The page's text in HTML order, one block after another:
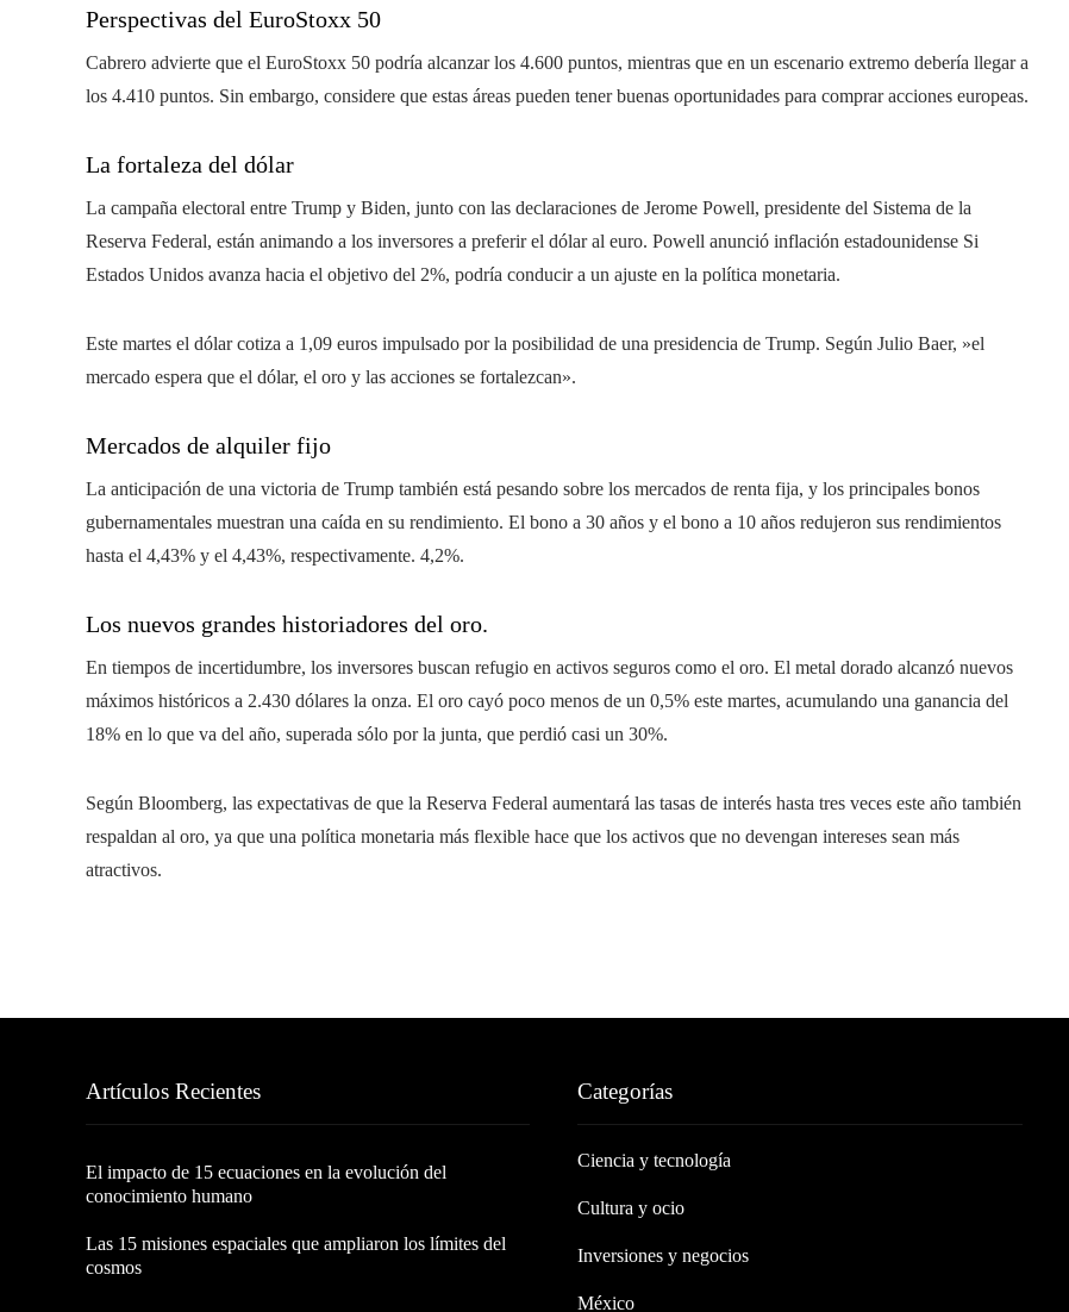
Perspectivas del EuroStoxx 50
Cabrero advierte que el EuroStoxx 50 podría alcanzar los 4.600 puntos, mientras que en un escenario extremo debería llegar a
los 4.410 puntos. Sin embargo, considere que estas áreas pueden tener buenas oportunidades para comprar acciones europeas.
La fortaleza del dólar
La campaña electoral entre Trump y Biden, junto con las declaraciones de Jerome Powell, presidente del Sistema de la
Reserva Federal, están animando a los inversores a preferir el dólar al euro. Powell anunció inflación estadounidense Si
Estados Unidos avanza hacia el objetivo del 2%, podría conducir a un ajuste en la política monetaria.
Este martes el dólar cotiza a 1,09 euros impulsado por la posibilidad de una presidencia de Trump. Según Julio Baer, ​​»el
mercado espera que el dólar, el oro y las acciones se fortalezcan».
Mercados de alquiler fijo
La anticipación de una victoria de Trump también está pesando sobre los mercados de renta fija, y los principales bonos
gubernamentales muestran una caída en su rendimiento. El bono a 30 años y el bono a 10 años redujeron sus rendimientos
hasta el 4,43% y el 4,43%, respectivamente. 4,2%.
Los nuevos grandes historiadores del oro.
En tiempos de incertidumbre, los inversores buscan refugio en activos seguros como el oro. El metal dorado alcanzó nuevos
máximos históricos a 2.430 dólares la onza. El oro cayó poco menos de un 0,5% este martes, acumulando una ganancia del
18% en lo que va del año, superada sólo por la junta, que perdió casi un 30%.
Según Bloomberg, las expectativas de que la Reserva Federal aumentará las tasas de interés hasta tres veces este año también
respaldan al oro, ya que una política monetaria más flexible hace que los activos que no devengan intereses sean más
atractivos.
Artículos Recientes
El impacto de 15 ecuaciones en la evolución del
conocimiento humano
Las 15 misiones espaciales que ampliaron los límites del
cosmos
Categorías
Ciencia y tecnología
Cultura y ocio
Inversiones y negocios
México